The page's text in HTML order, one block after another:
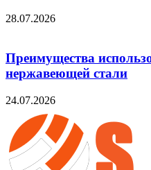
28.07.2026
Преимущества
нержавеющей стали
24.07.2026